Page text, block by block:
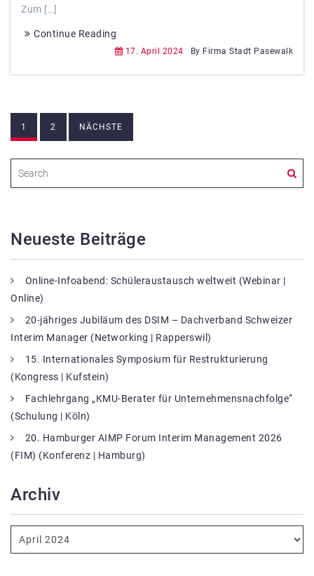
Zum […]
Continue Reading
17. April 2024 By Firma Stadt Pasewalk
Beitragsnavigation
1 2 NÄCHSTE
Neueste Beiträge
Online-Infoabend: Schüleraustausch weltweit (Webinar |
Online)
20-jähriges Jubiläum des DSIM – Dachverband Schweizer
Interim Manager (Networking | Rapperswil)
15. Internationales Symposium für Restrukturierung
(Kongress | Kufstein)
Fachlehrgang „KMU-Berater für Unternehmensnachfolge“
(Schulung | Köln)
20. Hamburger AIMP Forum Interim Management 2026
(FIM) (Konferenz | Hamburg)
Archiv